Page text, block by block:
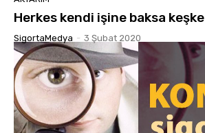
Herkes kendi işine baksa keşke
SigortaMedya - 3 Şubat 2020